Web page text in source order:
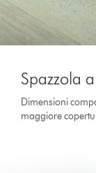
Spazzola
Dimensioni
maggiore